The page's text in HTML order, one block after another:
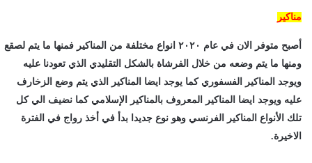
مناكير
أصبح متوفر الان في عام ٢٠٢٠ انواع مختلفة من المناكير فمنها ما يتم لصقع
ومنها ما يتم وضعه من خلال الفرشاة بالشكل التقليدي الذي تعودنا عليه
ويوجد المناكير الفسفوري كما يوجد ايضا المناكير الذي يتم وضع الزخارف
عليه ويوجد ايضا المناكير المعروف بالمناكير الإسلامي كما نضيف الي كل
تلك الأنواع المناكير الفرنسي وهو نوع جديدا بدأ في أخذ رواج في الفترة
الاخيرة.